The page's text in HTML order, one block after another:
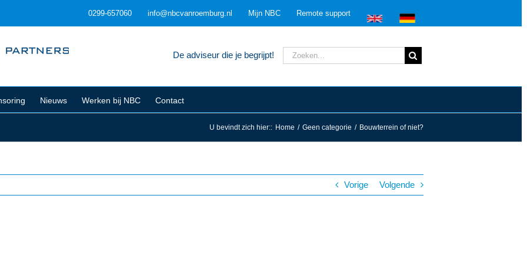
0299-657060 info@nbcvanroemburg.nl Mijn NBC Remote support
De adviseur die je begrijpt!
Zoeken
naar:
Nieuws Werken bij NBC Contact
U bevindt zich hier:: Home / Geen categorie / Bouwterrein of niet?
Vorige Volgende